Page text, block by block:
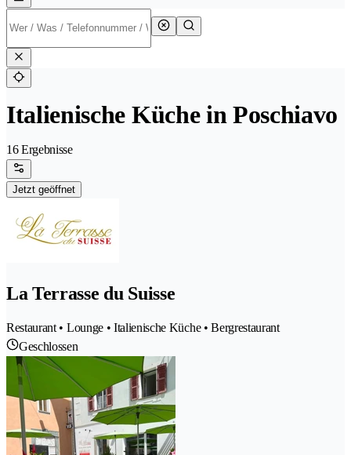
Italienische Küche in Poschiavo
16 Ergebnisse
Jetzt geöffnet
La Terrasse du Suisse
Restaurant • Lounge • Italienische Küche • Bergrestaurant
Geschlossen